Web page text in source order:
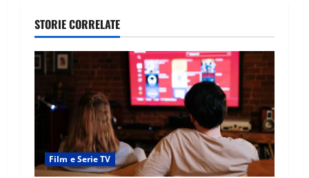
STORIE CORRELATE
Film e Serie TV